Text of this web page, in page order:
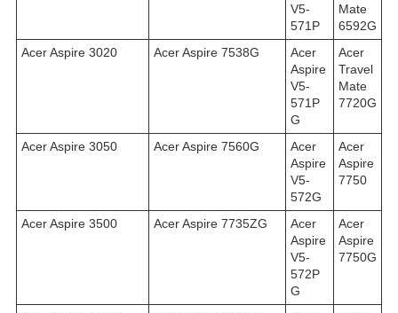
V5-
571P
Mate
6592G
Acer Aspire 3020
Acer Aspire 7538G
Acer
Aspire
V5-
571P
G
Acer
Travel
Mate
7720G
Acer Aspire 3050 Acer Aspire 7560G
Acer
Aspire
V5-
572G
Acer
Aspire
7750
Acer Aspire 3500 Acer Aspire 7735ZG
Acer
Aspire
V5-
572P
G
Acer
Aspire
7750G